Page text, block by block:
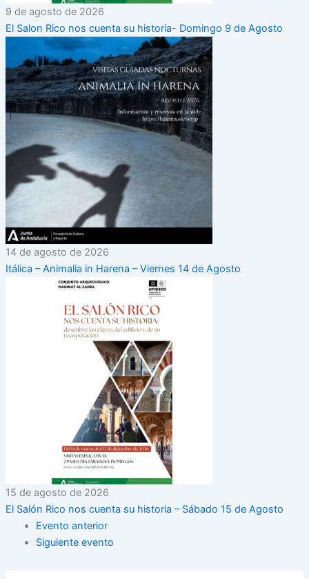
9 de agosto de 2026
El Salon Rico nos cuenta su historia- Domingo 9 de Agosto
14 de agosto de 2026
Itálica – Animalia in Harena – Viernes 14 de Agosto
15 de agosto de 2026
El Salón Rico nos cuenta su historia – Sábado 15 de Agosto
Evento anterior
Siguiente evento